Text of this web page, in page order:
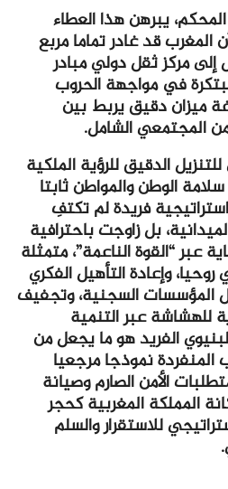
يبرهن هذا العطاء
المغرب قد غادر تماما مربع
مركز ثقل دولي مبادر
في مواجهة الحروب
ميزان دقيق يربط بين
المجتمعي الشامل.
الدقيق للرؤية الملكية
الوطن والمواطن ثابتا
فريدة لم تكتفِ
بل زاوجت باحترافية
عبر “القوة الناعمة”، متمثلة
وإعادة التأهيل الفكري
المؤسسات السجنية، وتجفيف
للهشاشة عبر التنمية
الفريد هو ما يجعل من
نموذجا مرجعيا
الأمن الصارم وصيانة
المملكة المغربية كحجر
للاستقرار والسلم